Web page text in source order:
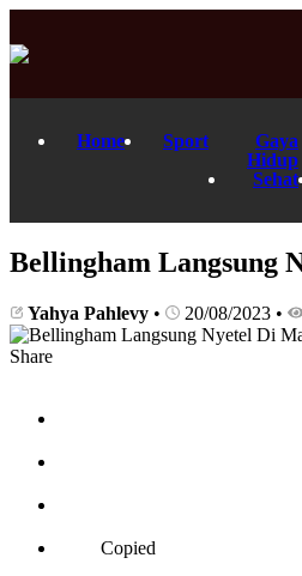
Home Sport
Gaya
Hidup
Sehat
Bellingham Langsung
Yahya Pahlevy • 20/08/2023 •
Share
Copied